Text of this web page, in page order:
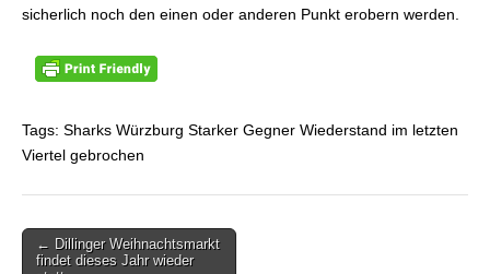
sicherlich noch den einen oder anderen Punkt erobern werden.
Tags: Sharks Würzburg Starker Gegner Wiederstand im letzten
Viertel gebrochen
Beitragsnavigation
← Dillinger Weihnachtsmarkt
findet dieses Jahr wieder